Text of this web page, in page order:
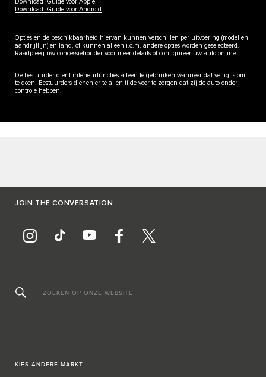
Download iGuide voor Apple
Download iGuide voor Android
Opties en de beschikbaarheid hiervan kunnen verschillen per uitvoering (model en
aandrijflijn) en land, of kunnen alleen i.c.m. andere opties worden geselecteerd.
Raadpleeg uw concessiehouder voor meer details of configureer uw auto online.
De bestuurder dient interieurfuncties alleen te gebruiken wanneer dat veilig is om
te doen. Bestuurders dienen er te allen tijde voor te zorgen dat zij de auto onder
controle hebben.
JOIN THE CONVERSATION
ZOEKEN OP ONZE WEBSITE
KIES ANDERE MARKT